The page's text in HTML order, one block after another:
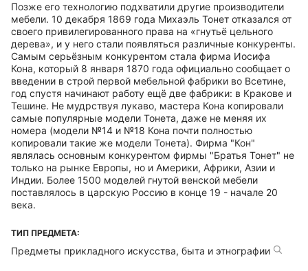
Позже его технологию подхватили другие производители
мебели. 10 декабря 1869 года Михаэль Тонет отказался от
своего привилегированного права на «гнутьё цельного
дерева», и у него стали появляться различные конкуренты.
Самым серьёзным конкурентом стала фирма Иосифа
Кона, который 8 января 1870 года официально сообщает о
введении в строй первой мебельной фабрики во Всетине,
год спустя начинают работу ещё две фабрики: в Кракове и
Тешине. Не мудрствуя лукаво, мастера Кона копировали
самые популярные модели Тонета, даже не меняя их
номера (модели №14 и №18 Кона почти полностью
копировали такие же модели Тонета). Фирма "Кон"
являлась основным конкурентом фирмы "Братья Тонет" не
только на рынке Европы, но и Америки, Африки, Азии и
Индии. Более 1500 моделей гнутой венской мебели
поставлялось в царскую Россию в конце 19 - начале 20
века.
ТИП ПРЕДМЕТА:
Предметы прикладного искусства, быта и этнографии